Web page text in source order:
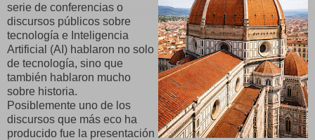
serie de conferencias o
discursos públicos sobre
tecnología e Inteligencia
Artificial (AI) hablaron no solo
de tecnología, sino que
también hablaron mucho
sobre historia.
Posiblemente uno de los
discursos que más eco ha
producido fue la presentación